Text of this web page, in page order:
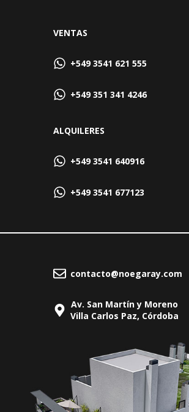
VENTAS
+549 3541 621 555
+549 351 341 4246
ALQUILERES
+549 3541 640916
+549 3541 677123
contacto@noegaray.com
Av. San Martín y Moreno
Villa Carlos Paz, Córdoba